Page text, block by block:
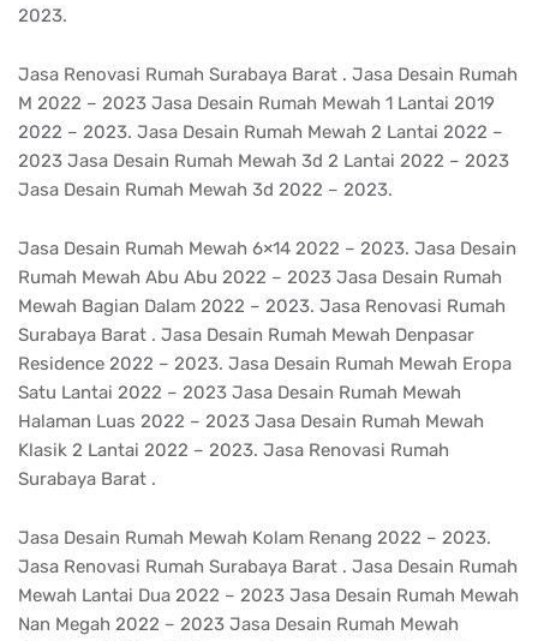
2023.
Jasa Renovasi Rumah Surabaya Barat . Jasa Desain Rumah
M 2022 – 2023 Jasa Desain Rumah Mewah 1 Lantai 2019
2022 – 2023. Jasa Desain Rumah Mewah 2 Lantai 2022 –
2023 Jasa Desain Rumah Mewah 3d 2 Lantai 2022 – 2023
Jasa Desain Rumah Mewah 3d 2022 – 2023.
Jasa Desain Rumah Mewah 6×14 2022 – 2023. Jasa Desain
Rumah Mewah Abu Abu 2022 – 2023 Jasa Desain Rumah
Mewah Bagian Dalam 2022 – 2023. Jasa Renovasi Rumah
Surabaya Barat . Jasa Desain Rumah Mewah Denpasar
Residence 2022 – 2023. Jasa Desain Rumah Mewah Eropa
Satu Lantai 2022 – 2023 Jasa Desain Rumah Mewah
Halaman Luas 2022 – 2023 Jasa Desain Rumah Mewah
Klasik 2 Lantai 2022 – 2023. Jasa Renovasi Rumah
Surabaya Barat .
Jasa Desain Rumah Mewah Kolam Renang 2022 – 2023.
Jasa Renovasi Rumah Surabaya Barat . Jasa Desain Rumah
Mewah Lantai Dua 2022 – 2023 Jasa Desain Rumah Mewah
Nan Megah 2022 – 2023 Jasa Desain Rumah Mewah